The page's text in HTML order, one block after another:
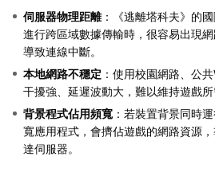
伺服器物理距離：《逃離塔科夫》的
進行跨區域數據傳輸時，很容易出現
導致連線中斷。
本地網路不穩定 ：使用校園網路、公
干擾強、延遲波動大，難以維持遊戲所
背景程式佔用頻寬 ：若裝置背景同時
寬應用程式，會擠佔遊戲的網路資源
達伺服器。